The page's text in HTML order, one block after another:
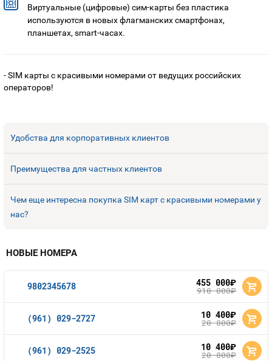
Виртуальные (цифровые) сим-карты без пластика
используются в новых флагманских смартфонах,
планшетах, smart-часах.
- SIM карты с красивыми номерами от ведущих российских
операторов!
Удобства для корпоративных клиентов
Преимущества для частных клиентов
Чем еще интересна покупка SIM карт с красивыми номерами у
нас?
НОВЫЕ НОМЕРА
9802345678 455 000руб.
910 000руб.
(961) 029-2727 10 400руб.
20 800руб.
(961) 029-2525 10 400руб.
20 800руб.